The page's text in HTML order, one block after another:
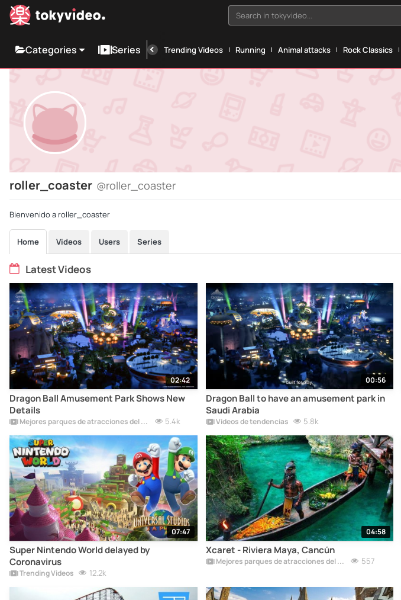
Search in tokyvideo...
Categories Series Trending Videos Running Animal attacks Rock Classics
roller_coaster @roller_coaster
Bienvenido a roller_coaster
Home Videos Users Series
Latest Videos
02:42
Dragon Ball Amusement Park Shows New
Details
Mejores parques de atracciones del mundo 5.4k
00:56
Dragon Ball to have an amusement park in
Saudi Arabia
Vídeos de tendencias 5.8k
07:47
Super Nintendo World delayed by
Coronavirus
Trending Videos 12.2k
04:58
Xcaret - Riviera Maya, Cancún
Mejores parques de atracciones del mundo 557